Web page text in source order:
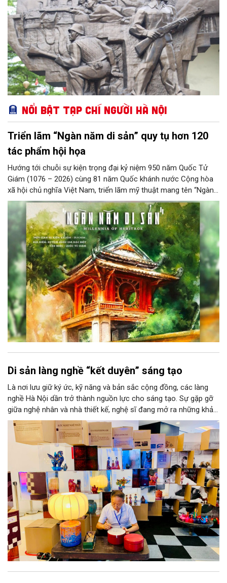
Nổi bật Tạp chí Người Hà Nội
Triển lãm “Ngàn năm di sản” quy tụ hơn 120
tác phẩm hội họa
Hướng tới chuỗi sự kiện trọng đại kỷ niệm 950 năm Quốc Tử
Giám (1076 – 2026) cùng 81 năm Quốc khánh nước Cộng hòa
xã hội chủ nghĩa Việt Nam, triển lãm mỹ thuật mang tên “Ngàn
năm di sản” sẽ chính thức khai mạc vào ngày 8/8 tại Nhà Thái
Học, Di tích Quốc gia đặc biệt Văn Miếu – Quốc Tử Giám. Sự
kiện kéo dài đến ngày 25/9/2026 hứa hẹn trở thành điểm đến
văn hóa đầy sức hút, góp phần làm phong phú đời sống nghệ
thuật của Thủ đô trong mùa thu này.
Di sản làng nghề “kết duyên” sáng tạo
Là nơi lưu giữ ký ức, kỹ năng và bản sắc cộng đồng, các làng
nghề Hà Nội dần trở thành nguồn lực cho sáng tạo. Sự gặp gỡ
giữa nghệ nhân và nhà thiết kế, nghệ sĩ đang mở ra những khả
năng phát triển mới cho thủ công đương đại trên nền tảng di
sản. Từ những cuộc “kết duyên” đầy cảm hứng ấy, Hà Nội đang
khơi thông mạch ngầm của hệ sinh thái thủ công, biến vốn cổ
thành động lực bền vững cho tương lai.